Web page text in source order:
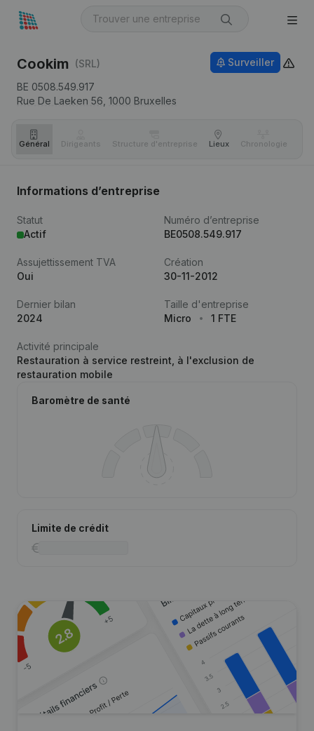
Cookim (SRL)
BE 0508.549.917
Rue De Laeken 56, 1000 Bruxelles
Surveiller
Général Dirigeants Structure d'entreprise Lieux Chronologie
Informations d’entreprise
Statut
Actif
Numéro d’entreprise
BE0508.549.917
Assujettissement TVA
Oui
Création
30-11-2012
Dernier bilan
2024
Taille d'entreprise
Micro
1 FTE
Activité principale
Restauration à service restreint, à l'exclusion de
restauration mobile
Baromètre de santé
Limite de crédit